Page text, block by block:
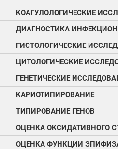
КОАГУЛОЛОГИЧЕСКИЕ
ДИАГНОСТИКА
ГИСТОЛОГИЧЕСКИЕ
ЦИТОЛОГИЧЕСКИЕ
ГЕНЕТИЧЕСКИЕ
КАРИОТИПИРОВАНИЕ
ТИПИРОВАНИЕ ГЕНОВ
ОЦЕНКА ОКСИДАТИВНОГО
ОЦЕНКА ФУНКЦИИ